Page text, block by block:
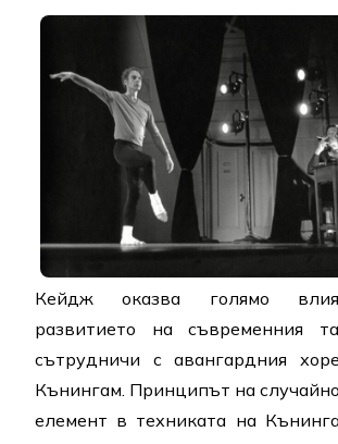
Кейдж оказва голямо
развитието на съвременния
сътрудничи с авангардния
Кънингам. Принципът на
елемент в техниката на